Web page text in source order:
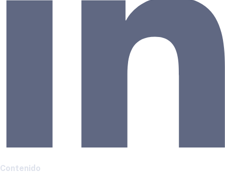
Contenido